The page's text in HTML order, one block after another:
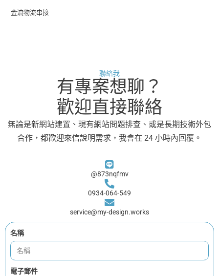
金流物流串接
聯絡我
有專案想聊？
歡迎直接聯絡
無論是新網站建置、現有網站問題排查、或是長期技術外包
合作，都歡迎來信說明需求，我會在 24 小時內回覆。
@873nqfmv
0934-064-549
service@my-design.works
名稱
電子郵件